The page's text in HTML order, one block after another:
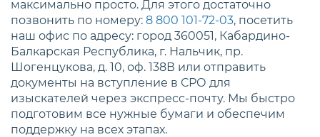
максимально просто. Для этого достаточно
позвонить по номеру: 8 800 101-72-03, посетить
наш офис по адресу: город 360051, Кабардино-
Балкарская Республика, г. Нальчик, пр.
Шогенцукова, д. 10, оф. 138В или отправить
документы на вступление в СРО для
изыскателей через экспресс-почту. Мы быстро
подготовим все нужные бумаги и обеспечим
поддержку на всех этапах.